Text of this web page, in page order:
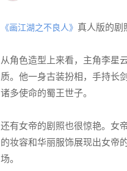
《画江湖之不良人》 真人版的剧
从角色造型上来看，主角李星
质。他一身古装扮相，手持长
诸多使命的蜀王世子。
还有女帝的剧照也很惊艳。女
的妆容和华丽服饰展现出女帝
场。